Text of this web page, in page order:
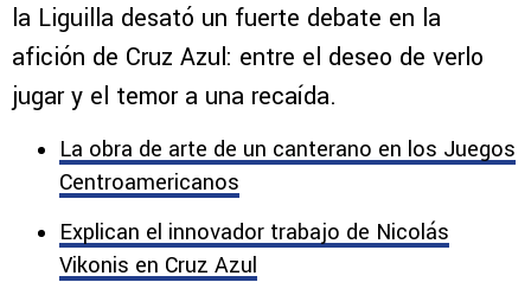
la Liguilla desató un fuerte debate en la
afición de Cruz Azul: entre el deseo de verlo
jugar y el temor a una recaída.
La obra de arte de un canterano en los Juegos
Centroamericanos
Explican el innovador trabajo de Nicolás
Vikonis en Cruz Azul